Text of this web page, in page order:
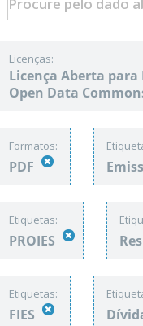
Licenças:
Licença Aberta para
Open Data
Formatos:
PDF
Etiquetas:
PROIES
Etiquetas:
FIES